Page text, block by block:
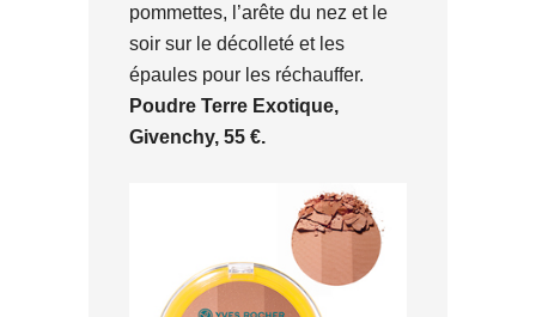
pommettes, l’arête du nez et le
soir sur le décolleté et les
épaules pour les réchauffer.
Poudre Terre Exotique,
Givenchy, 55 €.